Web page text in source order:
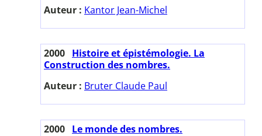
Auteur : Kantor Jean-Michel
2000 Histoire et épistémologie. La
Construction des nombres.
Auteur : Bruter Claude Paul
2000 Le monde des nombres.